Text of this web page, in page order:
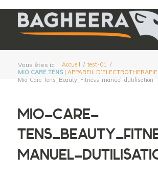
Vous êtes ici : Accueil / test-01 /
MIO CARE TENS| APPAREIL D’ELECTROTHERAPIE
Mio-Care-Tens_Beauty_Fitness-manuel-dutilisation
MIO-CARE-
MANUEL-